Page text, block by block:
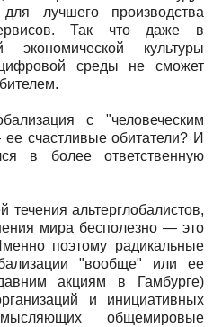
лучшего производства
Так что даже в
экономической культуры
среды не сможет
с "человеческим
счастливые обитатели? И
в более ответственную
альтерглобалистов,
мира бесполезно — это
поэтому радикальные
"вообще" или ее
акциям в Гамбурге)
и инициативных
общемировые